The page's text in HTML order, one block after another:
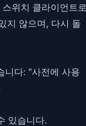
위치 클라이언트로
지 않으며, 다시 돌
니다: "사전에 사용
있습니다.